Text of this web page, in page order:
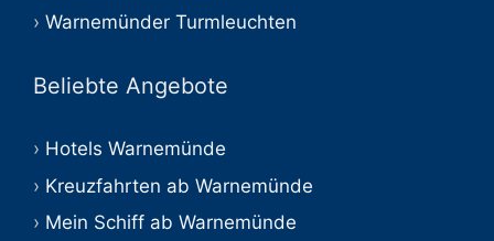
Warnemünder Turmleuchten
Beliebte Angebote
Hotels Warnemünde
Kreuzfahrten ab Warnemünde
Mein Schiff ab Warnemünde